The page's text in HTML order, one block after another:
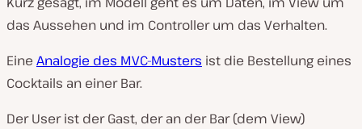
das Aussehen und im Controller um das Verhalten.
Eine Analogie des MVC-Musters ist die Bestellung eines
Cocktails an einer Bar.
Der User ist der Gast, der an der Bar (dem View)